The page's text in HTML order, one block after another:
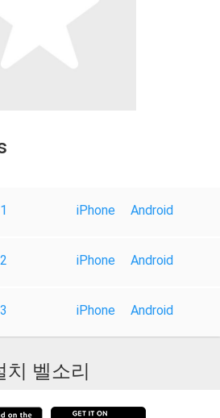
iPhone Android
iPhone Android
iPhone Android
치 벨소리